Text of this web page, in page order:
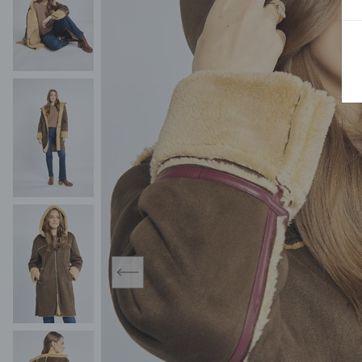
KURTKI SPORTOWE
KAMIZELKI SPORTOWE
KOSTIUMY KĄPIELOWE
JEDNOCZĘŚCIOWE
DWUCZĘŚCIOWE
NARZUTKI
LNIANE MODELE
MIDI
MAXI
KOMBINEZONY
SPÓDNICE
OŁÓWKOWA
PLISOWANA
ROZKLOSZOWANA
MINI
MIDI
MAXI
ŻAKIETY
POKAŻ